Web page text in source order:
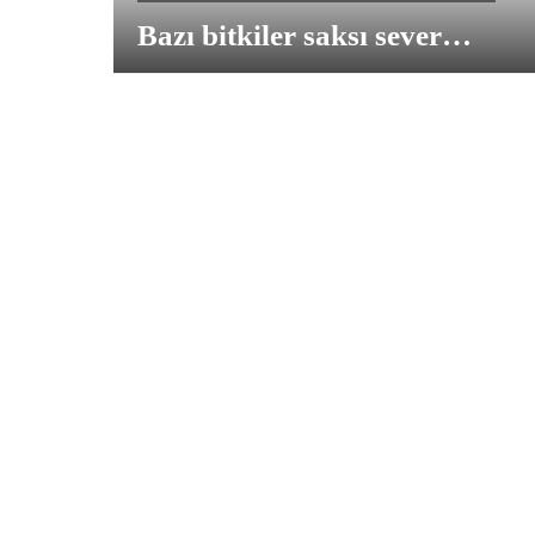
Bazı bitkiler saksı sever…